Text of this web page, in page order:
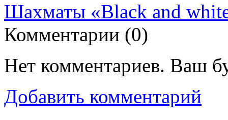
Шахматы «Black and
Комментарии (0)
Нет комментариев. Ваш
Добавить комментарий